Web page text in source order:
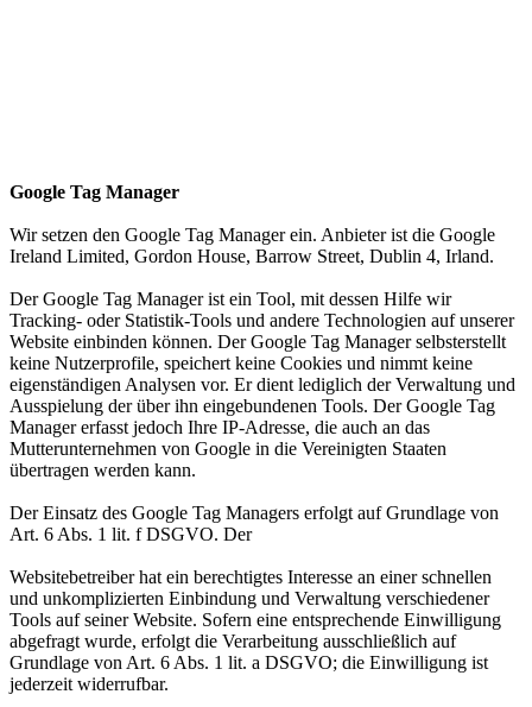
Google Tag Manager
Wir setzen den Google Tag Manager ein. Anbieter ist die Google
Ireland Limited, Gordon House, Barrow Street, Dublin 4, Irland.
Der Google Tag Manager ist ein Tool, mit dessen Hilfe wir
Tracking- oder Statistik-Tools und andere Technologien auf unserer
Website einbinden können. Der Google Tag Manager selbsterstellt
keine Nutzerprofile, speichert keine Cookies und nimmt keine
eigenständigen Analysen vor. Er dient lediglich der Verwaltung und
Ausspielung der über ihn eingebundenen Tools. Der Google Tag
Manager erfasst jedoch Ihre IP-Adresse, die auch an das
Mutterunternehmen von Google in die Vereinigten Staaten
übertragen werden kann.
Der Einsatz des Google Tag Managers erfolgt auf Grundlage von
Art. 6 Abs. 1 lit. f DSGVO. Der
Websitebetreiber hat ein berechtigtes Interesse an einer schnellen
und unkomplizierten Einbindung und Verwaltung verschiedener
Tools auf seiner Website. Sofern eine entsprechende Einwilligung
abgefragt wurde, erfolgt die Verarbeitung ausschließlich auf
Grundlage von Art. 6 Abs. 1 lit. a DSGVO; die Einwilligung ist
jederzeit widerrufbar.